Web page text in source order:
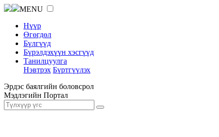
MENU
Нүүр
Өгөгдөл
Бүлгүүд
Бүрэлдэхүүн хэсгүүд
Танилцуулга
Нэвтрэх Бүртгүүлэх
Эрдэс баялгийн боловсрол
Мэдлэгийн Портал